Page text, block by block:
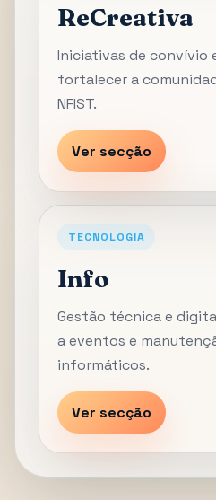
ReCreativa
Iniciativas de convívio
fortalecer a
NFIST.
Ver secção
TECNOLOGIA
Info
Gestão técnica e
a eventos e
informáticos.
Ver secção